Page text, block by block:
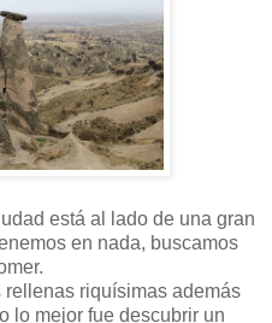
está al lado de una gran
en nada, buscamos
riquísimas además
lo mejor fue descubrir un